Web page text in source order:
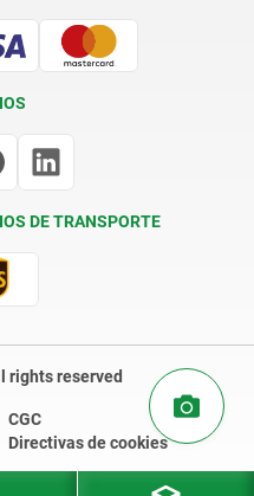
DE TRANSPORTE
rights reserved
CGC
Directivas de cookies